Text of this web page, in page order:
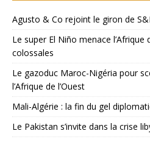
Agusto & Co rejoint le giron de
Le super El Niño menace
colossales
Le gazoduc Maroc-Nigéria pour
l’Afrique de l’Ouest
Mali-Algérie : la fin du gel
Le Pakistan s’invite dans la crise